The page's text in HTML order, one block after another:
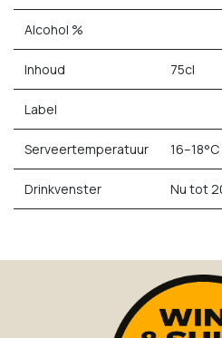
Alcohol %
Inhoud 75cl
Label
Serveertemperatuur 16–18°C
Drinkvenster Nu tot